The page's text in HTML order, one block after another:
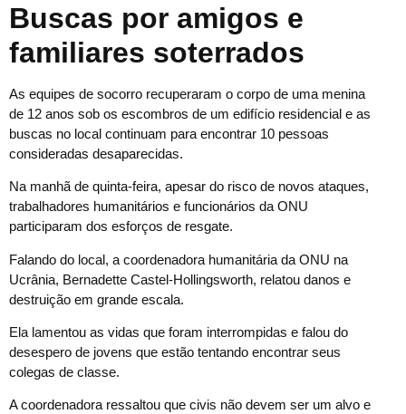
Buscas por amigos e
familiares soterrados
As equipes de socorro recuperaram o corpo de uma menina
de 12 anos sob os escombros de um edifício residencial e as
buscas no local continuam para encontrar 10 pessoas
consideradas desaparecidas.
Na manhã de quinta-feira, apesar do risco de novos ataques,
trabalhadores humanitários e funcionários da ONU
participaram dos esforços de resgate.
Falando do local, a coordenadora humanitária da ONU na
Ucrânia, Bernadette Castel-Hollingsworth, relatou danos e
destruição em grande escala.
Ela lamentou as vidas que foram interrompidas e falou do
desespero de jovens que estão tentando encontrar seus
colegas de classe.
A coordenadora ressaltou que civis não devem ser um alvo e